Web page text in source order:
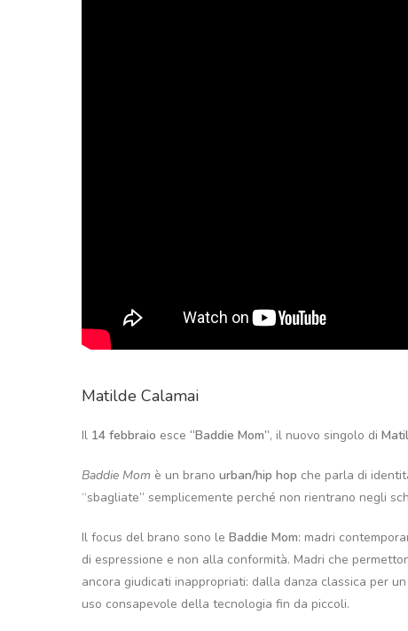
Matilde Calamai
Il 14 febbraio esce “Baddie Mom”, il nuovo singolo di
Baddie Mom è un brano urban/hip hop che parla di
“sbagliate” semplicemente perché non rientrano negli
Il focus del brano sono le Baddie Mom: madri
di espressione e non alla conformità. Madri che
ancora giudicati inappropriati: dalla danza classica per
uso consapevole della tecnologia fin da piccoli.